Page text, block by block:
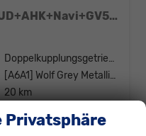
NEU R-Line 150PS eTSI HUD+AHK+Navi+GV5+360°+IQ.Light+Parklenk+eHeck+BlackStyle
Doppelkupplungsgetriebe (DSG)
[A6A1] Wolf Grey Metallic / Dach Schwarz
20 km
Details
Privatsphäre